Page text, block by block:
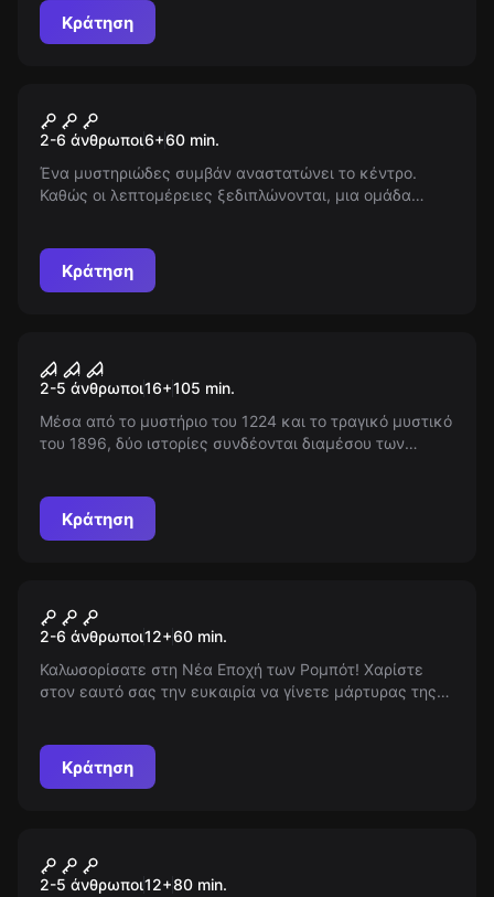
θεός Μοντεζούμα είναι το μόνο σας πέρασμα για την
επιστροφή στον κόσμο σας.
Κράτηση
Νέος
Μυστήριο στο Θέατρο Leroux
2-6 άνθρωποι6+60 min.
Ένα μυστηριώδες συμβάν αναστατώνει το κέντρο.
Καθώς οι λεπτομέρειες ξεδιπλώνονται, μια ομάδα
ένστικτό σας; Ή μήπως το σκοτάδι κρύβει περισσότερα
απ' ό,τι δείχνει;
Κράτηση
STIGMATA - Escape Room
2-5 άνθρωποι16+105 min.
Μέσα από το μυστήριο του 1224 και το τραγικό μυστικό
του 1896, δύο ιστορίες συνδέονται διαμέσου των
ρίξουν φως στο παρόν; Εξερεύνησε τον φόβο και την
πίστη σε ένα ταξίδι γεμάτο ανατροπές.
Κράτηση
Νέος
20.000 λεύγες κάτω από την
θάλασσα
2-6 άνθρωποι12+60 min.
Καλωσορίσατε στη Νέα Εποχή των Ρομπότ! Χαρίστε
στον εαυτό σας την ευκαιρία να γίνετε μάρτυρας της
Μην χάνετε την ευκαιρία να εξερευνήσετε το μέλλον
σήμερα!
Κράτηση
Αθάνατος
2-5 άνθρωποι12+80 min.